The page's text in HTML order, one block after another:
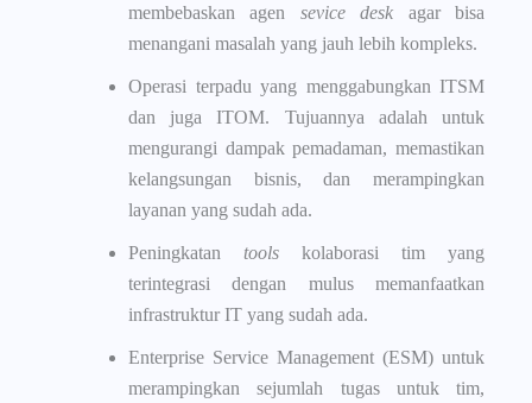
membebaskan agen sevice desk agar bisa
menangani masalah yang jauh lebih kompleks.
Operasi terpadu yang menggabungkan ITSM
dan juga ITOM. Tujuannya adalah untuk
mengurangi dampak pemadaman, memastikan
kelangsungan bisnis, dan merampingkan
layanan yang sudah ada.
Peningkatan tools kolaborasi tim yang
terintegrasi dengan mulus memanfaatkan
infrastruktur IT yang sudah ada.
Enterprise Service Management (ESM) untuk
merampingkan sejumlah tugas untuk tim,